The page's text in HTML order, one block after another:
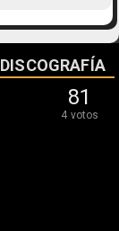
DISCOGRAFÍA
81
4 votos